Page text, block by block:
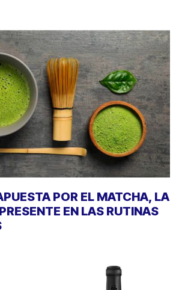
POR EL MATCHA, LA
EN LAS RUTINAS